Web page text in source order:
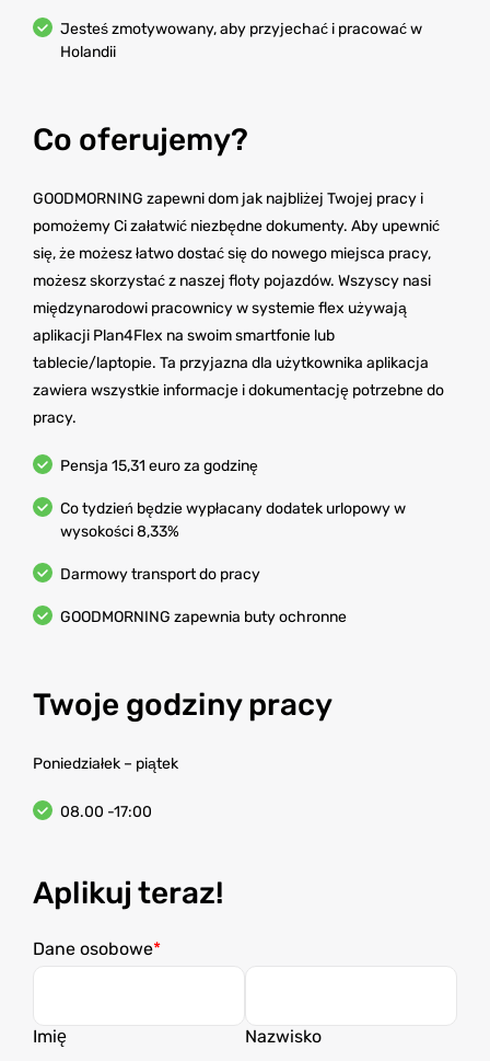
Jesteś zmotywowany, aby przyjechać i pracować w
Holandii
Co oferujemy?
GOODMORNING zapewni dom jak najbliżej Twojej pracy i
pomożemy Ci załatwić niezbędne dokumenty. Aby upewnić
się, że możesz łatwo dostać się do nowego miejsca pracy,
możesz skorzystać z naszej floty pojazdów. Wszyscy nasi
międzynarodowi pracownicy w systemie flex używają
aplikacji Plan4Flex na swoim smartfonie lub
tablecie/laptopie. Ta przyjazna dla użytkownika aplikacja
zawiera wszystkie informacje i dokumentację potrzebne do
pracy.
Pensja 15,31 euro za godzinę
Co tydzień będzie wypłacany dodatek urlopowy w
wysokości 8,33%
Darmowy transport do pracy
GOODMORNING zapewnia buty ochronne
Twoje godziny pracy
Poniedziałek – piątek
08.00 -17:00
Aplikuj teraz!
Dane osobowe
Imię Nazwisko